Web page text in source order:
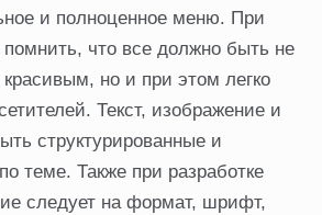
и полноценное меню. При
помнить, что все должно быть не
красивым, но и при этом легко
Текст, изображение и
структурированные и
теме. Также при разработке
следует на формат, шрифт,